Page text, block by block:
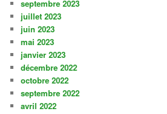
septembre 2023
juillet 2023
juin 2023
mai 2023
janvier 2023
décembre 2022
octobre 2022
septembre 2022
avril 2022